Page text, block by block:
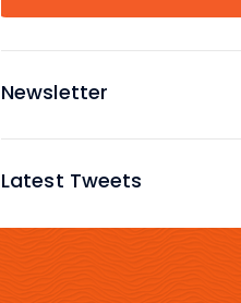
Newsletter
Latest Tweets
No tweets available or bad